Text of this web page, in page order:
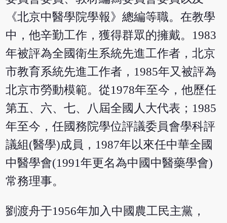
《北京中醫學院學報》總編等職。在教學
中，他辛勤工作，獲得群眾的擁戴。1983
年被評為全國衛生系統先進工作者，北京
市教育系統先進工作者，1985年又被評為
北京市勞動模範。從1978年至今，他歷任
第五、六、七、八屆全國人大代表；1985
年至今，任國務院學位評議委員會學科評
議組(醫學)成員，1987年以來任中華全國
中醫學會(1991年更名為中國中醫藥學會)
常務理事。
劉渡舟于1956年加入中國農工民主黨，